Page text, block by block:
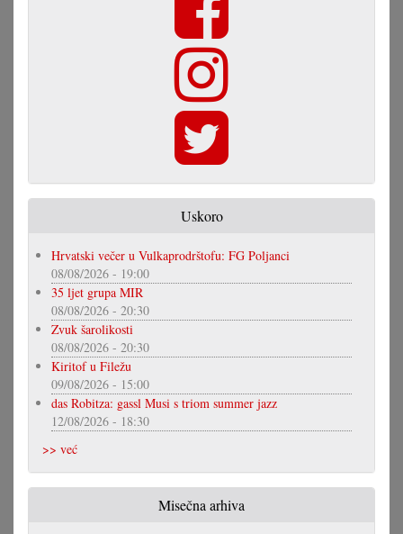
Uskoro
Hrvatski večer u Vulkaprodrštofu: FG Poljanci
08/08/2026 - 19:00
35 ljet grupa MIR
08/08/2026 - 20:30
Zvuk šarolikosti
08/08/2026 - 20:30
Kiritof u Filežu
09/08/2026 - 15:00
das Robitza: gassl Musi s triom summer jazz
12/08/2026 - 18:30
>> već
Misečna arhiva